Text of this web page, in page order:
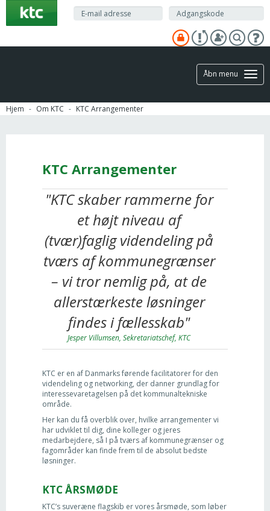
hovedindhold
Åbn menu
Hjem Om KTC KTC Arrangementer
KTC Arrangementer
"KTC skaber rammerne for
et højt niveau af
(tvær)faglig videndeling på
tværs af kommunegrænser
– vi tror nemlig på, at de
allerstærkeste løsninger
findes i fællesskab"
Jesper Villumsen, Sekretariatschef, KTC
KTC er en af Danmarks førende facilitatorer for den
videndeling og networking, der danner grundlag for
interessevaretagelsen på det kommunaltekniske
område.
Her kan du få overblik over, hvilke arrangementer vi
har udviklet til dig, dine kolleger og jeres
medarbejdere, så I på tværs af kommunegrænser og
fagområder kan finde frem til de absolut bedste
løsninger.
KTC ÅRSMØDE
KTC’s suveræne flagskib er vores årsmøde, som løber